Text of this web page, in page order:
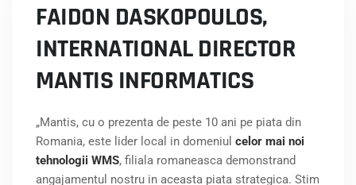
FAIDON DASKOPOULOS,
INTERNATIONAL DIRECTOR
MANTIS INFORMATICS
„Mantis, cu o prezenta de peste 10 ani pe piata din
Romania, este lider local in domeniul celor mai noi
tehnologii WMS, filiala romaneasca demonstrand
angajamentul nostru in aceasta piata strategica. Stim